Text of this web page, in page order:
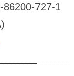
86200-727-1